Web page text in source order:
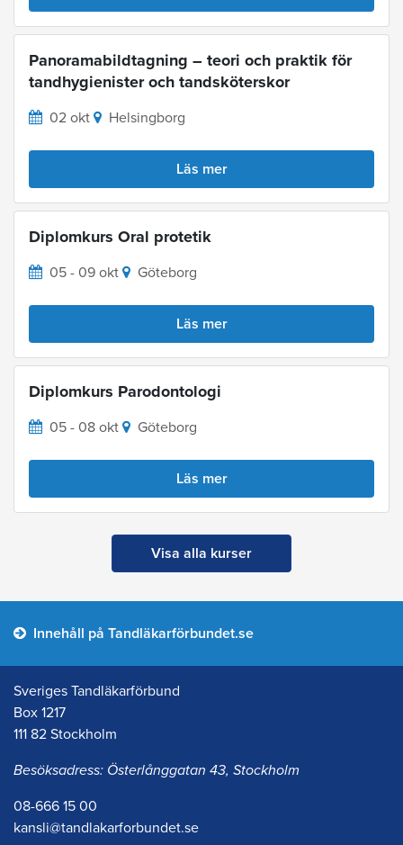
Panoramabildtagning – teori och praktik för
tandhygienister och tandsköterskor
02 okt Helsingborg
Läs mer
Diplomkurs Oral protetik
05 - 09 okt Göteborg
Läs mer
Diplomkurs Parodontologi
05 - 08 okt Göteborg
Läs mer
Visa alla kurser
Innehåll på Tandläkarförbundet.se
Sveriges Tandläkarförbund
Box 1217
111 82 Stockholm
Besöksadress: Österlånggatan 43, Stockholm
08-666 15 00
kansli@tandlakarforbundet.se